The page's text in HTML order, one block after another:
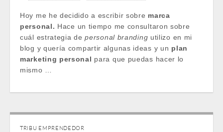
Hoy me he decidido a escribir sobre marca
personal. Hace un tiempo me consultaron sobre
cuál estrategia depersonal branding utilizo en mi
blog y quería compartir algunas ideas y un plan
marketing personal para que puedas hacer lo
mismo …
TRIBU EMPRENDEDOR